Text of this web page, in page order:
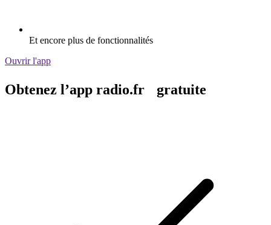
Et encore plus de fonctionnalités
Ouvrir l'app
Obtenez l’app radio.fr gratuite